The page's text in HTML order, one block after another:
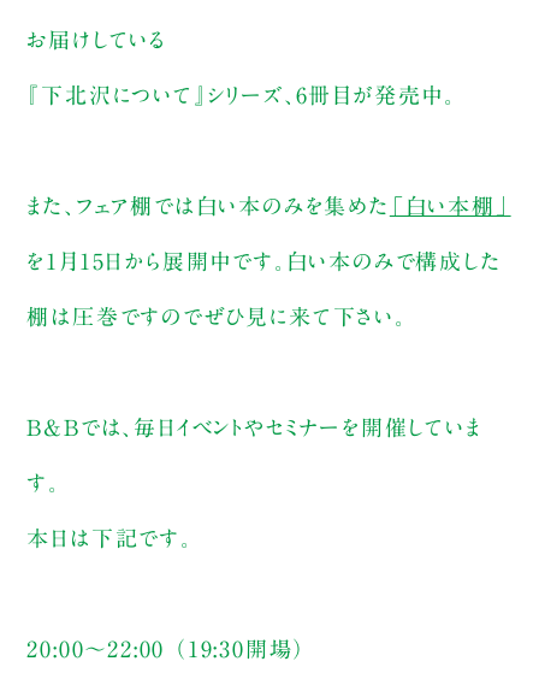
お届けしている
『下北沢について』シリーズ、6冊目が発売中。
また、フェア棚では白い本のみを集めた 「白い本棚」
を1月15日から展開中です。白い本のみで構成した
棚は圧巻ですのでぜひ見に来て下さい。
B&Bでは、毎日イベントやセミナーを開催していま
す。
本日は下記です。
20:00～22:00 （19:30開場）